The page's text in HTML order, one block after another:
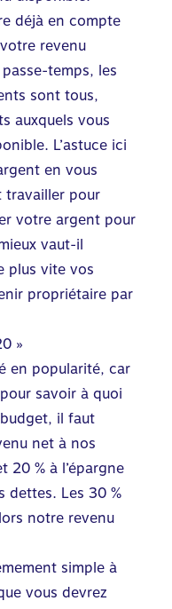
déjà en compte
revenu
temps, les
sont tous,
auxquels vous
L’astuce ici
en vous
travailler pour
votre argent pour
vaut-il
plus vite vos
propriétaire par
»
en popularité, car
savoir à quoi
il faut
net à nos
20 % à l’épargne
dettes. Les 30 %
notre revenu
simple à
vous devrez